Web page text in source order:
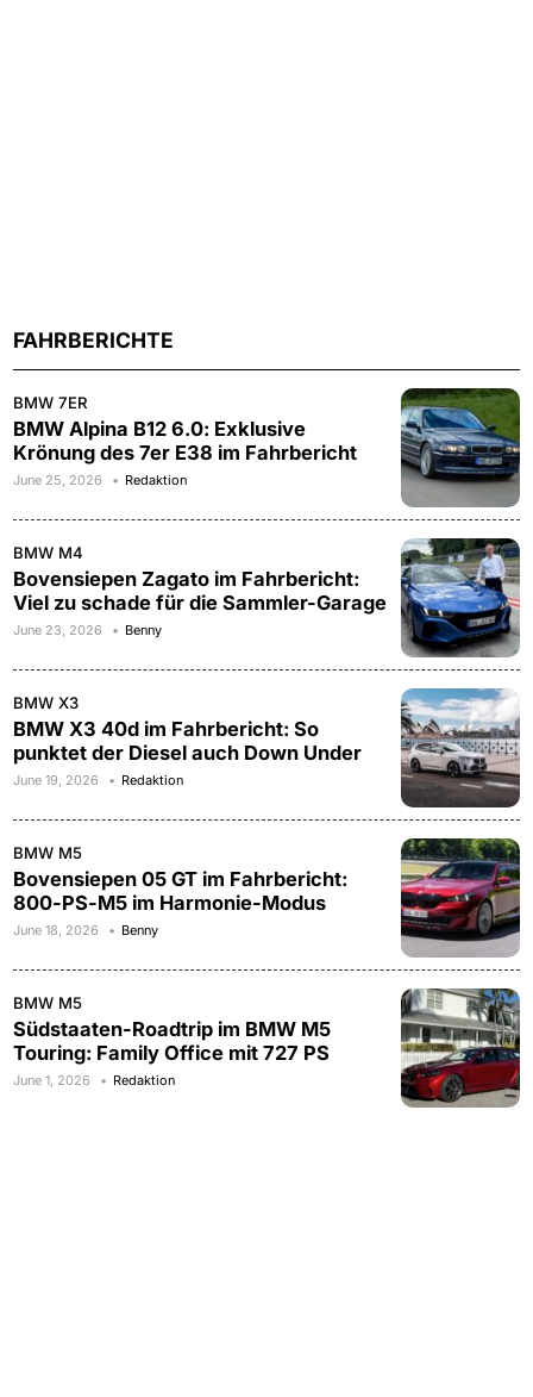
FAHRBERICHTE
BMW 7ER
BMW Alpina B12 6.0: Exklusive
Krönung des 7er E38 im Fahrbericht
June 25, 2026 Redaktion
BMW M4
Bovensiepen Zagato im Fahrbericht:
Viel zu schade für die Sammler-Garage
June 23, 2026 Benny
BMW X3
BMW X3 40d im Fahrbericht: So
punktet der Diesel auch Down Under
June 19, 2026 Redaktion
BMW M5
Bovensiepen 05 GT im Fahrbericht:
800-PS-M5 im Harmonie-Modus
June 18, 2026 Benny
BMW M5
Südstaaten-Roadtrip im BMW M5
Touring: Family Office mit 727 PS
June 1, 2026 Redaktion